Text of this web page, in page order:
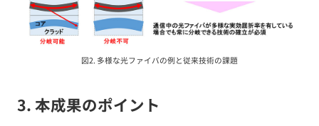
図2. 多様な光ファイバの例と従来技術の課題
3. 本成果のポイント